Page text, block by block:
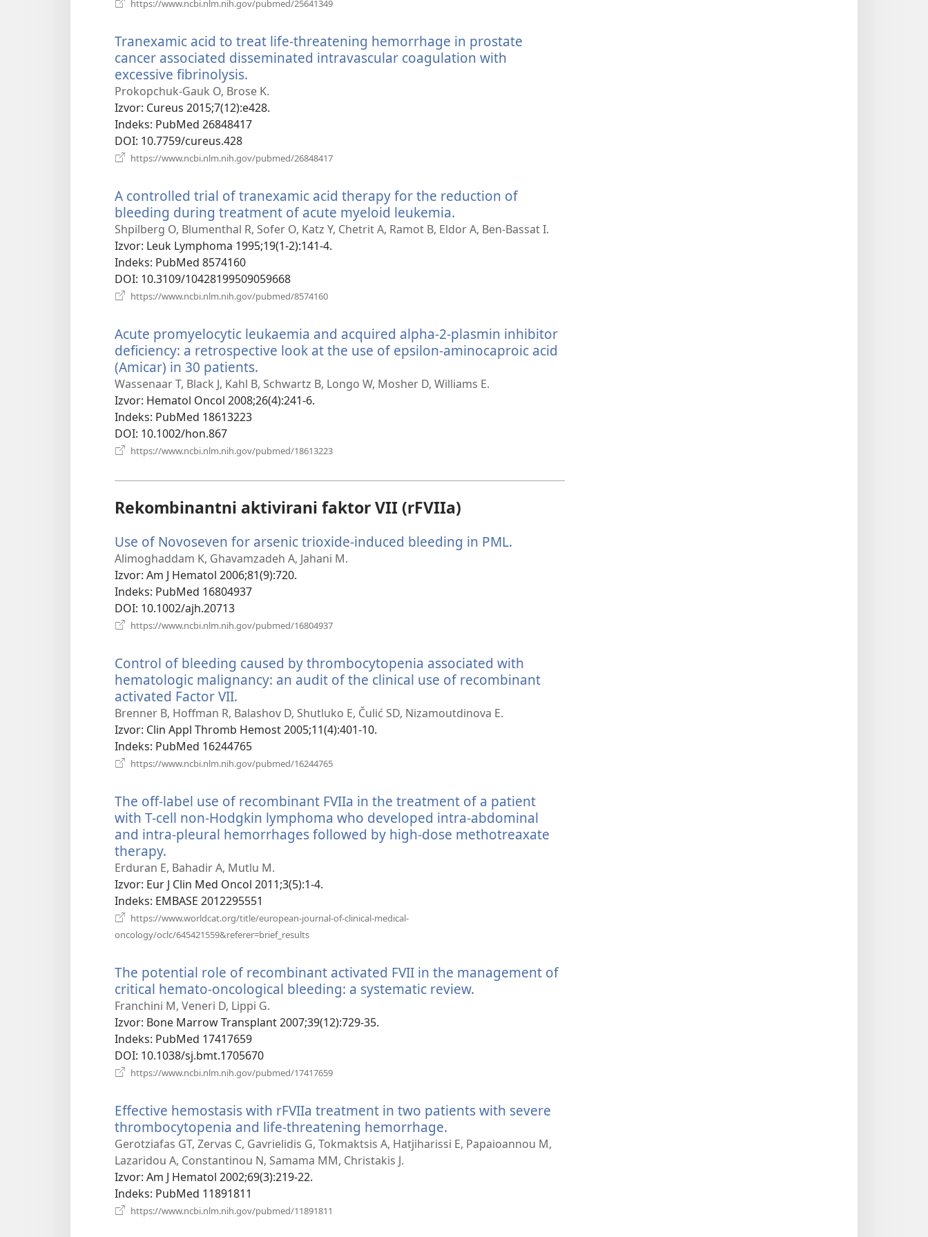
https://www.ncbi.nlm.nih.gov/pubmed/25641349
prozor)
Tranexamic acid to treat life-threatening hemorrhage in prostate
cancer associated disseminated intravascular coagulation with
excessive fibrinolysis.
se
novi
prozor)
Prokopchuk-Gauk O, Brose K.
Izvor‎: Cureus 2015;7(12):e428.
Indeks‎: PubMed 26848417
DOI‎: 10.7759/cureus.428
https://www.ncbi.nlm.nih.gov/pubmed/26848417
prozor)
A controlled trial of tranexamic acid therapy for the reduction of
bleeding during treatment of acute myeloid leukemia.
se
Shpilberg O, Blumenthal R, Sofer O, Katz Y, Chetrit A, Ramot B, Eldor A, Ben-Bassat I.
Izvor‎: Leuk Lymphoma 1995;19(1-2):141-4.
Indeks‎: PubMed 8574160
DOI‎: 10.3109/10428199509059668
https://www.ncbi.nlm.nih.gov/pubmed/8574160
prozor)
Acute promyelocytic leukaemia and acquired alpha-2-plasmin inhibitor
deficiency: a retrospective look at the use of epsilon-aminocaproic acid
(Amicar) in 30 patients.
se
novi
Wassenaar T, Black J, Kahl B, Schwartz B, Longo W, Mosher D, Williams E.
Izvor‎: Hematol Oncol 2008;26(4):241-6.
Indeks‎: PubMed 18613223
DOI‎: 10.1002/hon.867
https://www.ncbi.nlm.nih.gov/pubmed/18613223
Rekombinantni aktivirani faktor VII (rFVIIa)
Use of Novoseven for arsenic trioxide-induced bleeding in PML.
Alimoghaddam K, Ghavamzadeh A, Jahani M.
Izvor‎: Am J Hematol 2006;81(9):720.
Indeks‎: PubMed 16804937
DOI‎: 10.1002/ajh.20713
https://www.ncbi.nlm.nih.gov/pubmed/16804937
prozor)
Control of bleeding caused by thrombocytopenia associated with
hematologic malignancy: an audit of the clinical use of recombinant
activated Factor VII.
se
novi
prozor)
Brenner B, Hoffman R, Balashov D, Shutluko E, Čulić SD, Nizamoutdinova E.
Izvor‎: Clin Appl Thromb Hemost 2005;11(4):401-10.
Indeks‎: PubMed 16244765
https://www.ncbi.nlm.nih.gov/pubmed/16244765
prozor)
The off-label use of recombinant FVIIa in the treatment of a patient
with T-cell non-Hodgkin lymphoma who developed intra-abdominal
and intra-pleural hemorrhages followed by high-dose methotreaxate
therapy.
se
novi
prozor)
Erduran E, Bahadir A, Mutlu M.
Izvor‎: Eur J Clin Med Oncol 2011;3(5):1-4.
Indeks‎: EMBASE 2012295551
https://www.worldcat.org/title/european-journal-of-clinical-medical-
oncology/oclc/645421559&referer=brief_results
prozor)
The potential role of recombinant activated FVII in the management of
critical hemato-oncological bleeding: a systematic review.
Franchini M, Veneri D, Lippi G.
Izvor‎: Bone Marrow Transplant 2007;39(12):729-35.
Indeks‎: PubMed 17417659
DOI‎: 10.1038/sj.bmt.1705670
https://www.ncbi.nlm.nih.gov/pubmed/17417659
prozor)
Effective hemostasis with rFVIIa treatment in two patients with severe
thrombocytopenia and life-threatening hemorrhage.
se
Gerotziafas GT, Zervas C, Gavrielidis G, Tokmaktsis A, Hatjiharissi E, Papaioannou M,
Lazaridou A, Constantinou N, Samama MM, Christakis J.
Izvor‎: Am J Hematol 2002;69(3):219-22.
Indeks‎: PubMed 11891811
https://www.ncbi.nlm.nih.gov/pubmed/11891811